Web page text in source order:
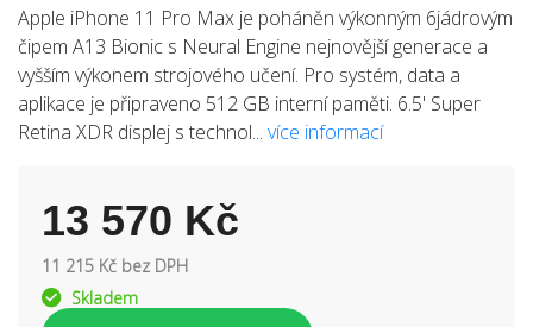
Apple iPhone 11 Pro Max je poháněn výkonným 6jádrovým
čipem A13 Bionic s Neural Engine nejnovější generace a
vyšším výkonem strojového učení. Pro systém, data a
aplikace je připraveno 512 GB interní paměti. 6.5' Super
Retina XDR displej s technol... více informací
13 570 Kč
11 215 Kč bez DPH
Skladem